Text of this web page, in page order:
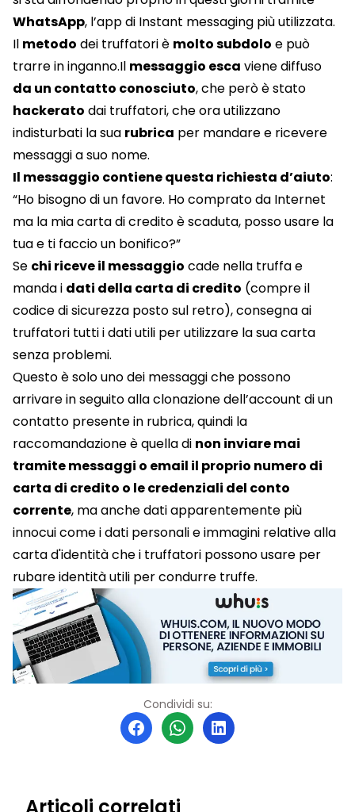
WhatsApp, l’app di Instant messaging più utilizzata.
Il metodo dei truffatori è molto subdolo e può
trarre in inganno.Il messaggio esca viene diffuso
da un contatto conosciuto, che però è stato
hackerato dai truffatori, che ora utilizzano
indisturbati la sua rubrica per mandare e ricevere
messaggi a suo nome.
Il messaggio contiene questa richiesta d’aiuto:
“Ho bisogno di un favore. Ho comprato da Internet
ma la mia carta di credito è scaduta, posso usare la
tua e ti faccio un bonifico?”
Se chi riceve il messaggio cade nella truffa e
manda i dati della carta di credito (compre il
codice di sicurezza posto sul retro), consegna ai
truffatori tutti i dati utili per utilizzare la sua carta
senza problemi.
Questo è solo uno dei messaggi che possono
arrivare in seguito alla clonazione dell’account di un
contatto presente in rubrica, quindi la
raccomandazione è quella di non inviare mai
tramite messaggi o email il proprio numero di
carta di credito o le credenziali del conto
corrente, ma anche dati apparentemente più
innocui come i dati personali e immagini relative alla
carta d'identità che i truffatori possono usare per
rubare identità utili per condurre truffe.
Condividi su:
Articoli correlati